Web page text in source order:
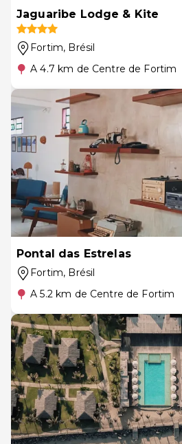
Jaguaribe Lodge & Kite
Fortim, Brésil
A 4.7 km de Centre de Fortim
Pontal das Estrelas
Fortim, Brésil
A 5.2 km de Centre de Fortim